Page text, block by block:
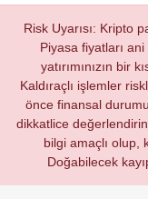
Risk Uyarısı: Kripto
Piyasa fiyatları
yatırımınızın bir
Kaldıraçlı işlemler
önce finansal
dikkatlice
bilgi amaçlı olup,
Doğabilecek